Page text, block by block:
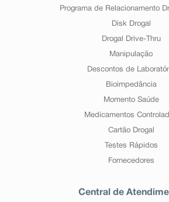
Programa de Relacionamento
Disk Drogal
Drogal Drive-Thru
Manipulação
Descontos de
Bioimpedância
Momento Saúde
Medicamentos
Cartão Drogal
Testes Rápidos
Fornecedores
Central de